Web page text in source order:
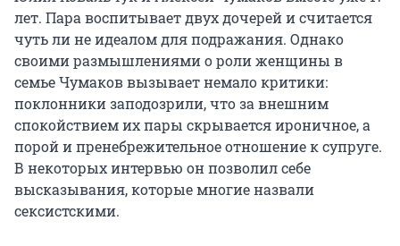
лет. Пара воспитывает двух дочерей и считается
чуть ли не идеалом для подражания. Однако
своими размышлениями о роли женщины в
семье Чумаков вызывает немало критики:
поклонники заподозрили, что за внешним
спокойствием их пары скрывается ироничное, а
порой и пренебрежительное отношение к супруге.
В некоторых интервью он позволил себе
высказывания, которые многие назвали
сексистскими.